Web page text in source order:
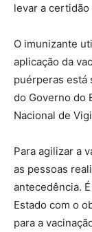
levar a
O imunizante
aplicação da
puérperas está
do Governo do
Nacional de
Para agilizar a
as pessoas
antecedência.
Estado com o
para a